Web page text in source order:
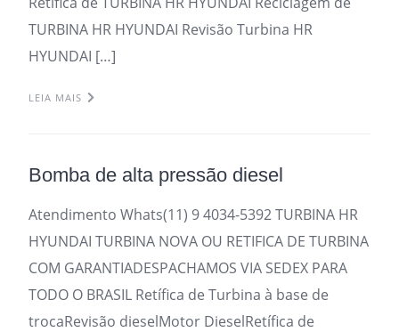
TURBINA HR HYUNDAI Revisão Turbina HR
HYUNDAI […]
LEIA MAIS
Bomba de alta pressão diesel
Atendimento Whats(11) 9 4034-5392 TURBINA HR
HYUNDAI TURBINA NOVA OU RETIFICA DE TURBINA
COM GARANTIADESPACHAMOS VIA SEDEX PARA
TODO O BRASIL Retífica de Turbina à base de
trocaRevisão dieselMotor DieselRetífica de